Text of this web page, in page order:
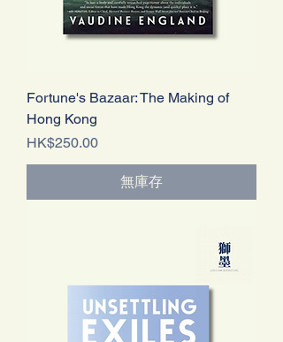
Fortune's Bazaar: The Making of
Hong Kong
價格
HK$250.00
無庫存